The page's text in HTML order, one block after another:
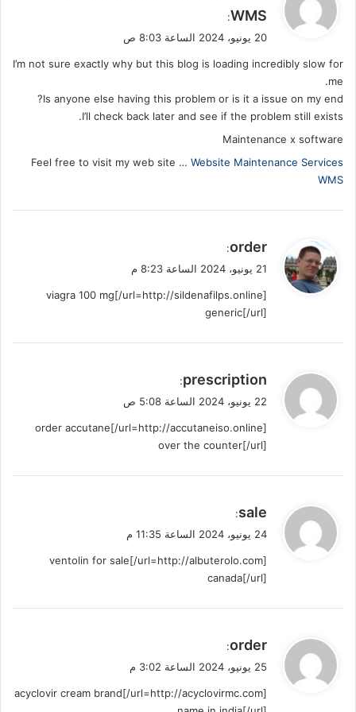
و
ل
WMS
:
20 يونيو، 2024 الساعة 8:03 ص
I’m not sure exactly why but this blog is loading incredibly slow for
me.
Is anyone else having this problem or is it a issue on my end?
I’ll check back later and see if the problem still exists.
Maintenance x software
Feel free to visit my web site … Website Maintenance Services
WMS
ي
ق
ل
order
:
21 يونيو، 2024 الساعة 8:23 م
[url=http://sildenafilps.online/]viagra 100 mg
generic[/url]
ي
ق
ل
prescription
:
22 يونيو، 2024 الساعة 5:08 ص
[url=http://accutaneiso.online/]order accutane
over the counter[/url]
ي
ق
ل
sale
:
24 يونيو، 2024 الساعة 11:35 م
[url=http://albuterolo.com/]ventolin for sale
canada[/url]
ي
ق
ل
order
:
25 يونيو، 2024 الساعة 3:02 م
[url=http://acyclovirmc.com/]acyclovir cream brand